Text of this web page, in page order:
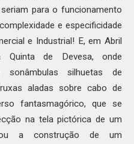
para o funcionamento
e especificidade
e Industrial! E, em Abril
de Devesa, onde
sonâmbulas silhuetas de
aladas sobre cabo de
fantasmagórico, que se
na tela pictórica de um
a construção de um